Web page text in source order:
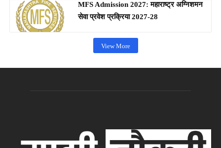
MFS Admission 2027: महाराष्ट्र अग्निशमन
सेवा प्रवेश प्रक्रिया 2027-28
View More